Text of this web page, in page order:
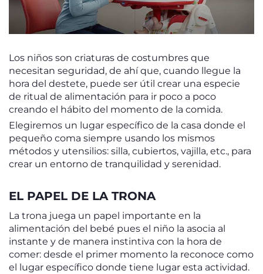
Los niños son criaturas de costumbres que
necesitan seguridad, de ahí que, cuando llegue la
hora del destete, puede ser útil crear una especie
de ritual de alimentación para ir poco a poco
creando el hábito del momento de la comida.
Elegiremos un lugar específico de la casa donde el
pequeño coma siempre usando los mismos
métodos y utensilios: silla, cubiertos, vajilla, etc., para
crear un entorno de tranquilidad y serenidad.
EL PAPEL DE LA TRONA
La trona juega un papel importante en la
alimentación del bebé pues el niño la asocia al
instante y de manera instintiva con la hora de
comer: desde el primer momento la reconoce como
el lugar específico donde tiene lugar esta actividad.